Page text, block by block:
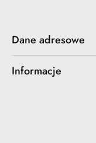
Dane adresowe
Informacje